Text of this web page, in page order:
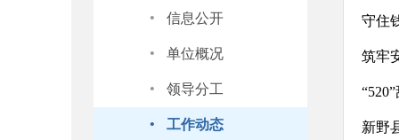
· 信息公开
· 单位概况
· 领导分工
· 工作动态
守住
筑牢
新野